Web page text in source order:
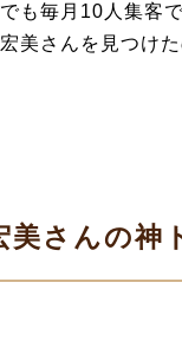
も毎月10人集客
美さんを見つけた
美さんの神